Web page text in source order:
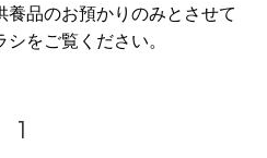
品のお預かりのみとさせて
をご覧ください。
1